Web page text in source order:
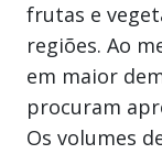
frutas e
regiões. Ao
em maior
procuram
Os volumes